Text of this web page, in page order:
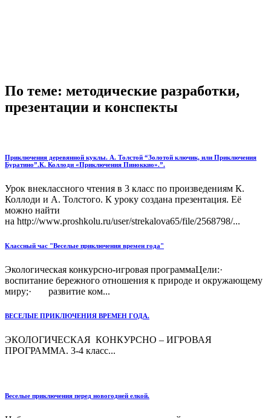
По теме: методические разработки,
презентации и конспекты
Приключения деревянной куклы. А. Толстой “Золотой ключик, или Приключения
Буратино”.К. Коллоди «Приключения Пиноккио».”.
Урок внеклассного чтения в 3 класс по произведениям К.
Коллоди и А. Толстого. К уроку создана презентация. Её
можно найти
на http://www.proshkolu.ru/user/strekalova65/file/2568798/...
Классный час "Веселые приключения времен года"
Экологическая конкурсно-игровая программаЦели:·
воспитание бережного отношения к природе и окружающему
миру;· развитие ком...
ВЕСЕЛЫЕ ПРИКЛЮЧЕНИЯ ВРЕМЕН ГОДА.
ЭКОЛОГИЧЕСКАЯ КОНКУРСНО – ИГРОВАЯ
ПРОГРАММА. 3-4 класс...
Веселые приключения перед новогодней елкой.